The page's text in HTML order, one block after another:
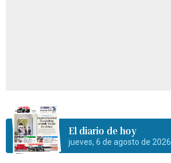
El diario de hoy
jueves, 6 de agosto de 2026